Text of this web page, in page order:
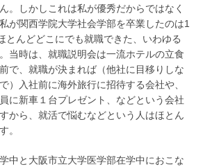
。しかしこれは私が優秀だからではなく
が関西学院大学社会学部を卒業したのは1
とんどどこにでも就職できた、いわゆる
当時は、就職説明会は一流ホテルの立食
で、就職が決まれば（他社に目移りしな
）入社前に海外旅行に招待する会社や、
に新車１台プレゼント、などという会社
から、就活で悩むなどという人はほとん
。
中と大阪市立大学医学部在学中におこな